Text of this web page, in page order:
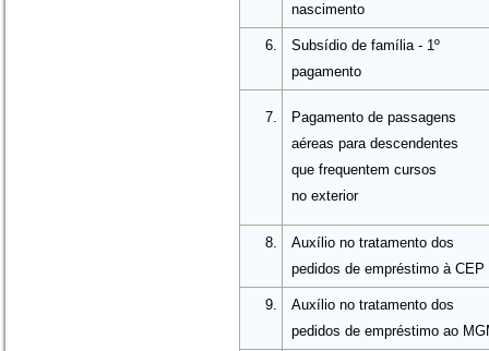
nascimento
6.
Subsídio de família - 1º
pagamento
7.
Pagamento de passagens
aéreas para descendentes
que frequentem cursos
no exterior
8.
Auxílio no tratamento dos
pedidos de empréstimo à CEP
9.
Auxílio no tratamento dos
pedidos de empréstimo ao